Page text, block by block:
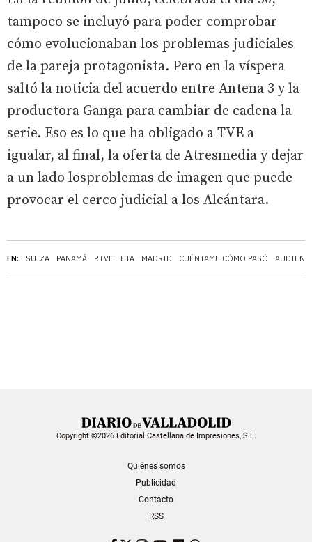
EN: SUIZA PANAMÁ RTVE ETA MADRID CUÉNTAME CÓMO PASÓ
tampoco se incluyó para poder comprobar
cómo evolucionaban los problemas judiciales
de la pareja protagonista. Pero en la víspera
saltó la noticia del acuerdo entre Antena 3 y la
productora Ganga para cambiar de cadena la
serie. Eso es lo que ha obligado a TVE a
igualar, al final, la oferta de Atresmedia y dejar
a un lado losproblemas de imagen que puede
provocar el cerco judicial a los Alcántara.
Copyright ©2026 Editorial Castellana de Impresiones, S.L.
Quiénes somos
Publicidad
Contacto
RSS